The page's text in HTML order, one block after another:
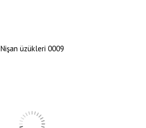
Nişan üzükleri 0009